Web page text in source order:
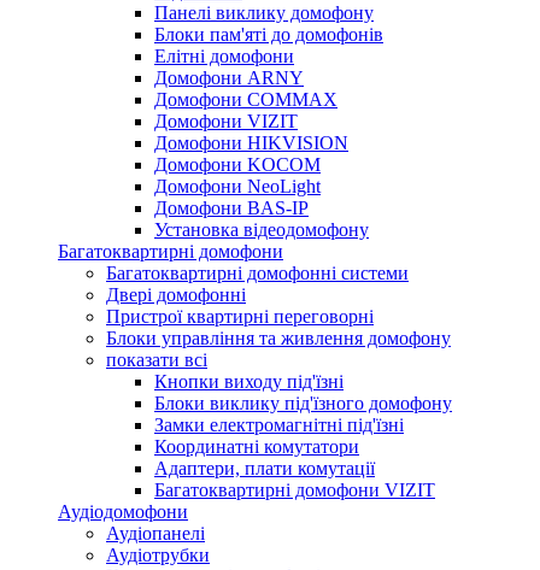
Панелі виклику домофону
Блоки пам'яті до домофонів
Елітні домофони
Домофони ARNY
Домофони COMMAX
Домофони VIZIT
Домофони HIKVISION
Домофони KOCOM
Домофони NeoLight
Домофони BAS-IP
Установка відеодомофону
Багатоквартирні домофони
Багатоквартирні домофонні системи
Двері домофонні
Пристрої квартирні переговорні
Блоки управління та живлення домофону
показати всі
Кнопки виходу під'їзні
Блоки виклику під'їзного домофону
Замки електромагнітні під'їзні
Координатні комутатори
Адаптери, плати комутації
Багатоквартирні домофони VIZIT
Аудіодомофони
Аудіопанелі
Аудіотрубки